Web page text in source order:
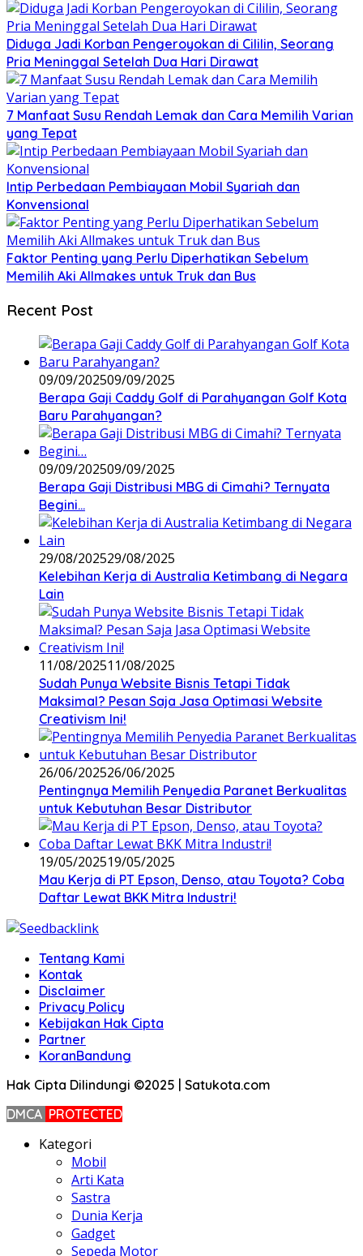
Diduga Jadi Korban Pengeroyokan di Cililin, Seorang
Pria Meninggal Setelah Dua Hari Dirawat
7 Manfaat Susu Rendah Lemak dan Cara Memilih Varian
yang Tepat
Intip Perbedaan Pembiayaan Mobil Syariah dan
Konvensional
Faktor Penting yang Perlu Diperhatikan Sebelum
Memilih Aki Allmakes untuk Truk dan Bus
Recent Post
09/09/202509/09/2025
Berapa Gaji Caddy Golf di Parahyangan Golf Kota
Baru Parahyangan?
09/09/202509/09/2025
Berapa Gaji Distribusi MBG di Cimahi? Ternyata
Begini…
29/08/202529/08/2025
Kelebihan Kerja di Australia Ketimbang di Negara
Lain
11/08/202511/08/2025
Sudah Punya Website Bisnis Tetapi Tidak
Maksimal? Pesan Saja Jasa Optimasi Website
Creativism Ini!
26/06/202526/06/2025
Pentingnya Memilih Penyedia Paranet Berkualitas
untuk Kebutuhan Besar Distributor
19/05/202519/05/2025
Mau Kerja di PT Epson, Denso, atau Toyota? Coba
Daftar Lewat BKK Mitra Industri!
Tentang Kami
Kontak
Disclaimer
Privacy Policy
Kebijakan Hak Cipta
Partner
KoranBandung
Hak Cipta Dilindungi ©2025 | Satukota.com
DMCA PROTECTED
Kategori
Mobil
Arti Kata
Sastra
Dunia Kerja
Gadget
Sepeda Motor